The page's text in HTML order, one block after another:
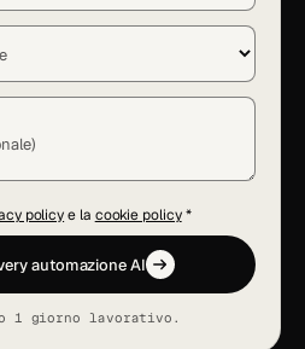
policye la cookie policy*
automazione AI
1 giorno lavorativo.